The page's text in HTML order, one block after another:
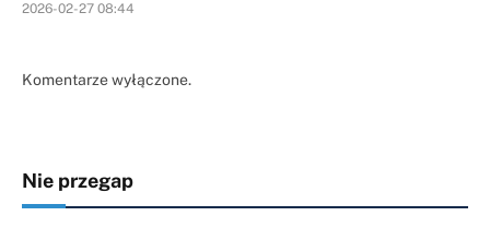
2026-02-27 08:44
Komentarze wyłączone.
Nie przegap